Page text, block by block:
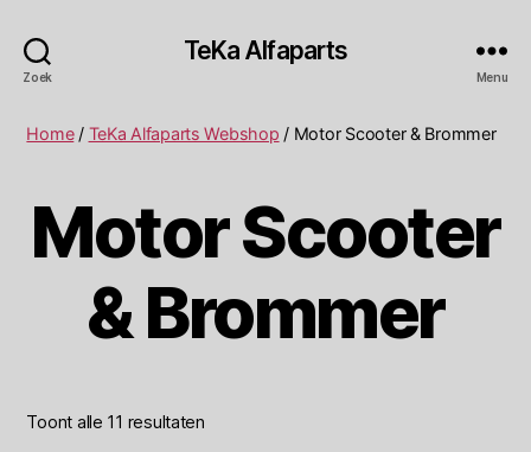
Zoek
TeKa Alfaparts
Menu
Home/ TeKa Alfaparts Webshop / Motor Scooter & Brommer
Motor Scooter
& Brommer
Toont alle 11 resultaten